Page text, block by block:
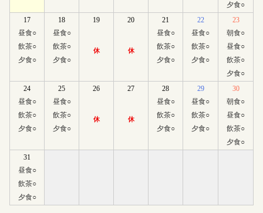
夕食○
17
昼食○
飲茶○
夕食○
18
昼食○
飲茶○
夕食○
19
休
20
休
21
昼食○
飲茶○
夕食○
22
昼食○
飲茶○
夕食○
23
朝食○
昼食○
飲茶○
夕食○
24
昼食○
飲茶○
夕食○
25
昼食○
飲茶○
夕食○
26
休
27
休
28
昼食○
飲茶○
夕食○
29
昼食○
飲茶○
夕食○
30
朝食○
昼食○
飲茶○
夕食○
31
昼食○
飲茶○
夕食○